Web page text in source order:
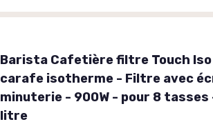
Barista Cafetière filtre Touch
carafe isotherme - Filtre avec
minuterie - 900W - pour 8 tasses
litre